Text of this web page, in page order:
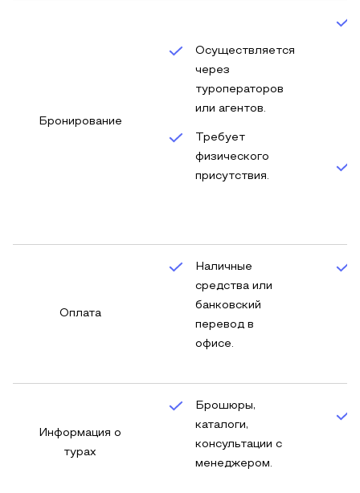
Бронирование
Осуществляется
через
туроператоров
или агентов.
Требует
физического
присутствия.
Оплата
Наличные
средства или
банковский
перевод в
офисе.
Информация о
турах
Брошюры,
каталоги,
консультации с
менеджером.